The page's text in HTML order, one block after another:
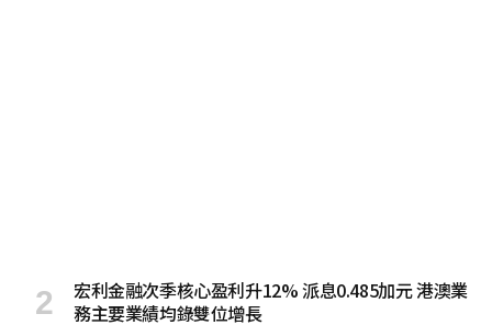
宏利金融次季核心盈利升12% 派息0.485加元 港澳業
務主要業績均錄雙位增長